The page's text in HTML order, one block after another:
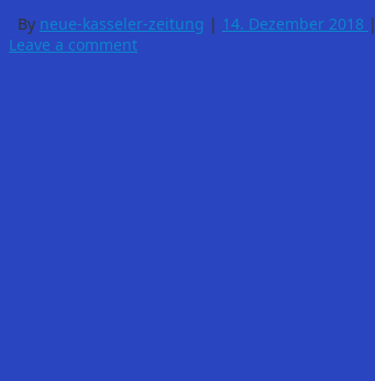
By neue-kasseler-zeitung | 14. Dezember 2018 |
Leave a comment